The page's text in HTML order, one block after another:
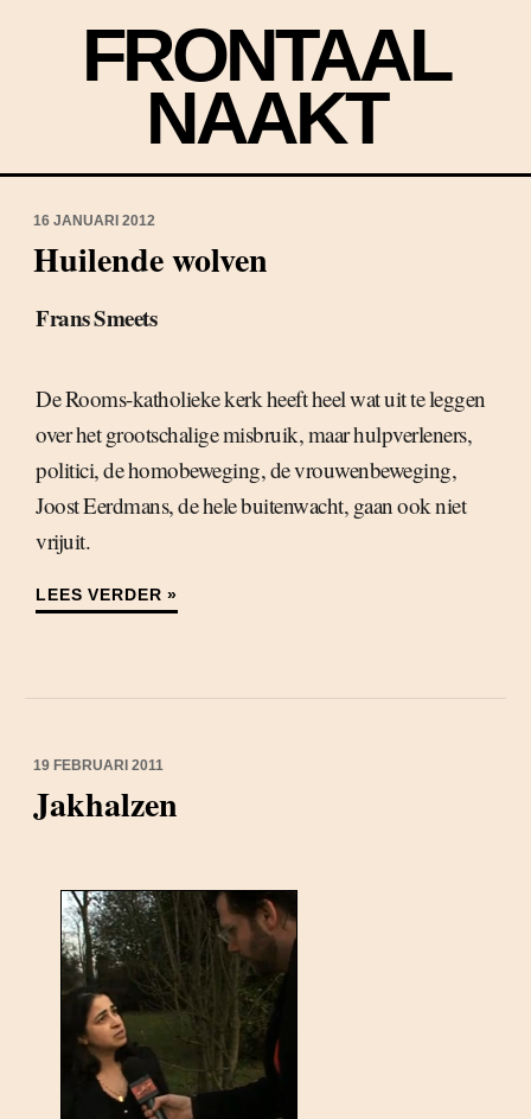
FRONTAAL
NAAKT
16 JANUARI 2012
Huilende wolven
Frans Smeets
De Rooms-katholieke kerk heeft heel wat uit te leggen
over het grootschalige misbruik, maar hulpverleners,
politici, de homobeweging, de vrouwenbeweging,
Joost Eerdmans, de hele buitenwacht, gaan ook niet
vrijuit.
LEES VERDER »
19 FEBRUARI 2011
Jakhalzen